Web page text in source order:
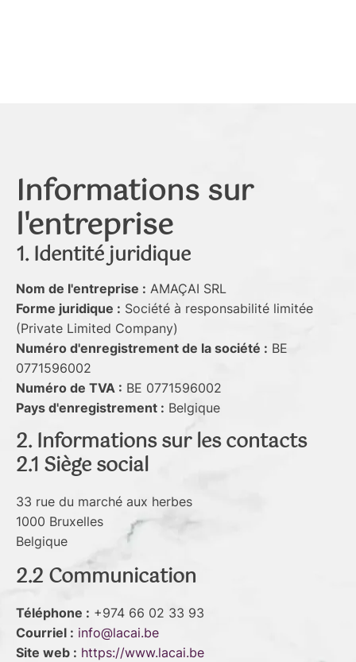
Informations sur
l'entreprise
1. Identité juridique
Nom de l'entreprise : AMAÇAI SRL
Forme juridique : Société à responsabilité limitée
(Private Limited Company)
Numéro d'enregistrement de la société : BE
0771596002
Numéro de TVA : BE 0771596002
Pays d'enregistrement : Belgique
2. Informations sur les contacts
2.1 Siège social
33 rue du marché aux herbes
1000 Bruxelles
Belgique
2.2 Communication
Téléphone : +974 66 02 33 93
Courriel : info@lacai.be
Site web : https://www.lacai.be